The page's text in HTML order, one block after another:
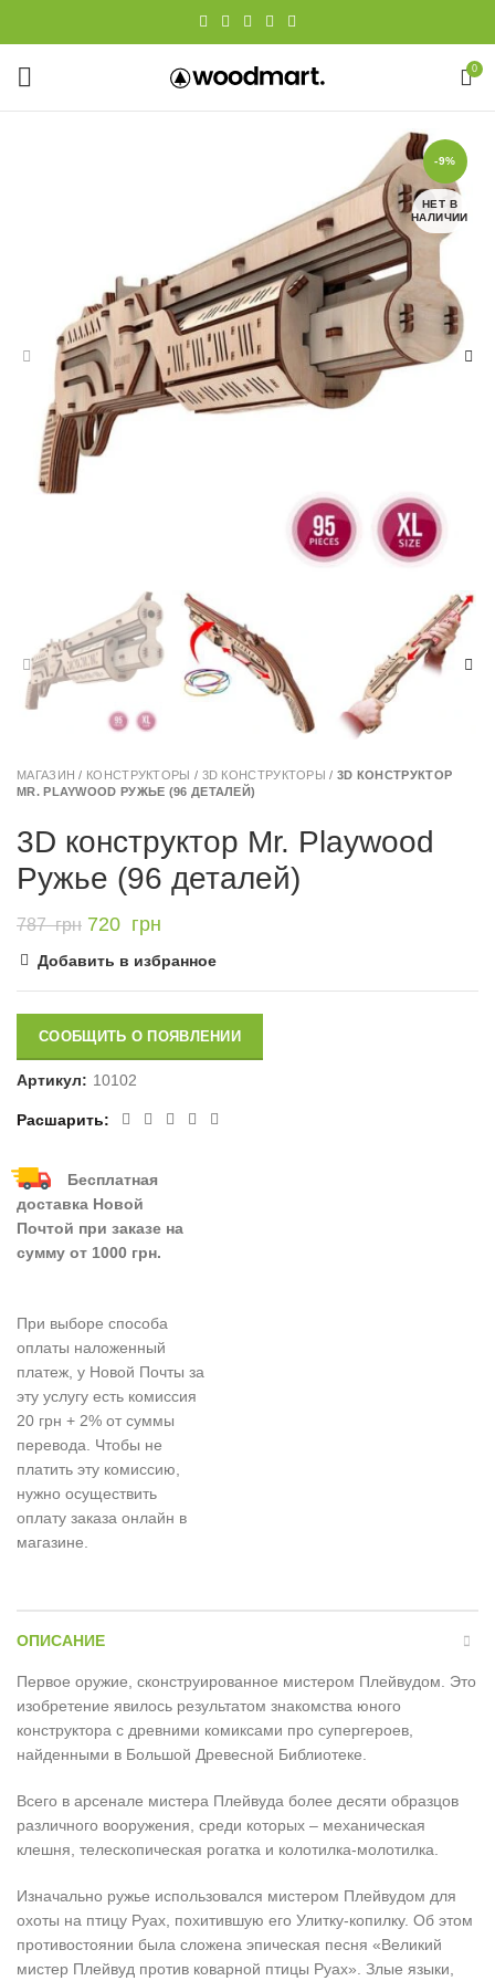
0
-9%
НЕТ В
НАЛИЧИИ
МАГАЗИН / КОНСТРУКТОРЫ / 3D КОНСТРУКТОРЫ / 3D КОНСТРУКТОР
MR. PLAYWOOD РУЖЬЕ (96 ДЕТАЛЕЙ)
3D конструктор Mr. Playwood
Ружье (96 деталей)
787грн 720 грн
Добавить в избранное
СООБЩИТЬ О ПОЯВЛЕНИИ
Артикул: 10102
Расшарить
Бесплатная
доставка Новой
Почтой при заказе на
сумму от 1000 грн.
При выборе способа
оплаты наложенный
платеж, у Новой Почты за
эту услугу есть комиссия
20 грн + 2% от суммы
перевода. Чтобы не
платить эту комиссию,
нужно осуществить
оплату заказа онлайн в
магазине.
ОПИСАНИЕ
Первое оружие, сконструированное мистером Плейвудом. Это
изобретение явилось результатом знакомства юного
конструктора с древними комиксами про супергероев,
найденными в Большой Древесной Библиотеке.
Всего в арсенале мистера Плейвуда более десяти образцов
различного вооружения, среди которых – механическая
клешня, телескопическая рогатка и колотилка-молотилка.
Изначально ружье использовался мистером Плейвудом для
охоты на птицу Руах, похитившую его Улитку-копилку. Об этом
противостоянии была сложена эпическая песня «Великий
мистер Плейвуд против коварной птицы Руах». Злые языки,